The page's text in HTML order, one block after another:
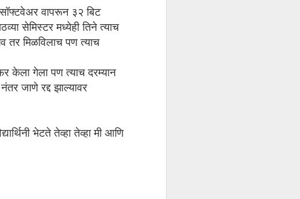
वापरून ३२ बिट
सेमिस्टर मध्येही तिने त्याच
तर मिळविलाच पण त्याच
केला गेला पण त्याच दरम्यान
जाणे रद्द झाल्यावर
भेटते तेव्हा तेव्हा मी आणि